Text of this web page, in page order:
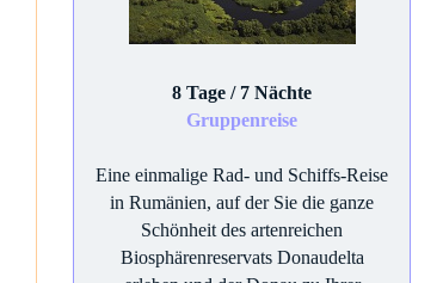
8 Tage / 7 Nächte
Gruppenreise
Eine einmalige Rad- und Schiffs-Reise
in Rumänien, auf der Sie die ganze
Schönheit des artenreichen
Biosphärenreservats Donaudelta